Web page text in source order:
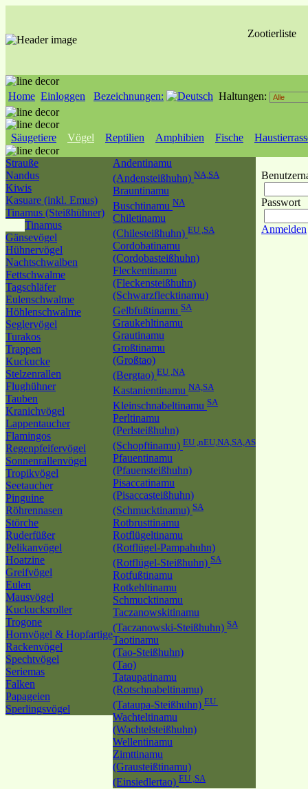
Zootierliste
Home Einloggen Bezeichnungen: Haltungen:
Säugetiere Vögel Reptilien Amphibien Fische
Strauße
Nandus
Kiwis
Kasuare (inkl. Emus)
Tinamus (Steißhühner)
Tinamus
Gänsevögel
Hühnervögel
Nachtschwalben
Fettschwalme
Tagschläfer
Eulenschwalme
Höhlenschwalme
Seglervögel
Turakos
Trappen
Kuckucke
Stelzenrallen
Flughühner
Tauben
Kranichvögel
Lappentaucher
Flamingos
Regenpfeifervögel
Sonnenrallenvögel
Tropikvögel
Seetaucher
Pinguine
Röhrennasen
Störche
Ruderfüßer
Pelikanvögel
Hoatzine
Greifvögel
Eulen
Mausvögel
Kuckucksroller
Trogone
Hornvögel & Hopfartige
Rackenvögel
Spechtvögel
Seriemas
Falken
Papageien
Sperlingsvögel
Andentinamu
(Andensteißhuhn) NA,SA
Brauntinamu
Buschtinamu NA
Chiletinamu
(Chilesteißhuhn) EU ,SA
Cordobatinamu
(Cordobasteißhuhn)
Fleckentinamu
(Fleckensteißhuhn)
(Schwarzflecktinamu)
Gelbfußtinamu SA
Graukehltinamu
Grautinamu
Großtinamu
(Großtao)
(Bergtao) EU ,NA
Kastanientinamu NA,SA
Kleinschnabeltinamu SA
Perltinamu
(Perlsteißhuhn)
(Schopftinamu) EU ,nEU,NA,SA,AS
Pfauentinamu
(Pfauensteißhuhn)
Pisaccatinamu
(Pisaccasteißhuhn)
(Schmucktinamu) SA
Rotbrusttinamu
Rotflügeltinamu
(Rotflügel-Pampahuhn)
(Rotflügel-Steißhuhn) SA
Rotfußtinamu
Rotkehltinamu
Schmucktinamu
Taczanowskitinamu
(Taczanowski-Steißhuhn) SA
Taotinamu
(Tao-Steißhuhn)
(Tao)
Tataupatinamu
(Rotschnabeltinamu)
(Tataupa-Steißhuhn) EU
Wachteltinamu
(Wachtelsteißhuhn)
Wellentinamu
Zimttinamu
(Grausteißtinamu)
(Einsiedlertao) EU ,SA
Passwort
Anmelden